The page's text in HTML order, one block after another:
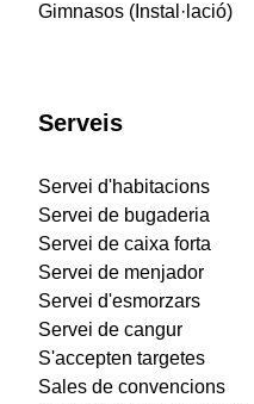
Gimnasos (Instal·lació)
Serveis
Servei d'habitacions
Servei de bugaderia
Servei de caixa forta
Servei de menjador
Servei d'esmorzars
Servei de cangur
S'accepten targetes
Sales de convencions